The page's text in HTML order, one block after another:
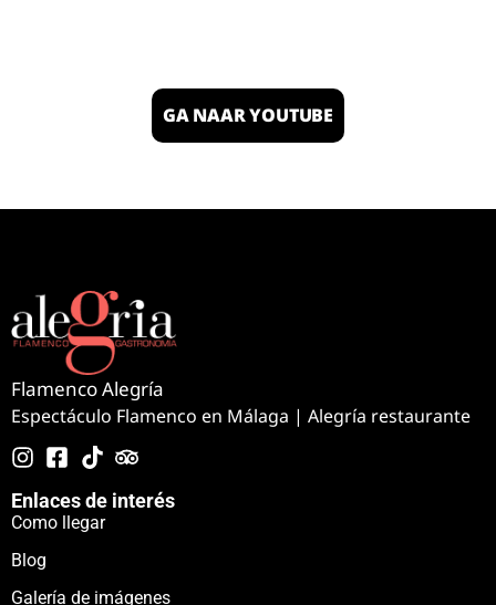
GA NAAR YOUTUBE
Flamenco Alegría
Espectáculo Flamenco en Málaga | Alegría restaurante
Enlaces de interés
Como llegar
Blog
Galería de imágenes